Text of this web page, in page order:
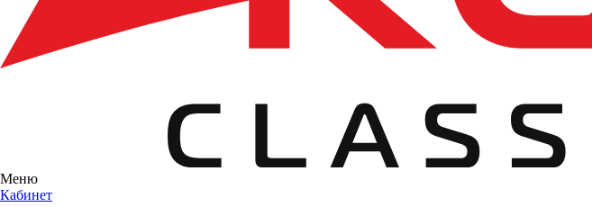
Меню
Кабинет